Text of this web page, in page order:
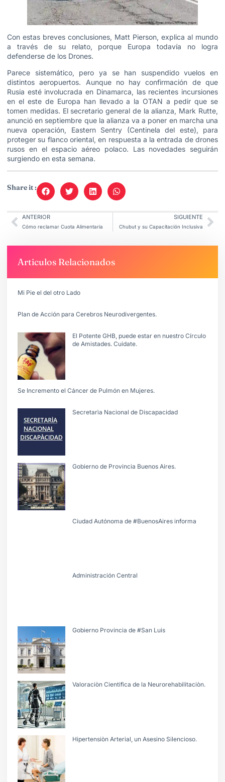
Con estas breves conclusiones, Matt Pierson, explica al mundo
a través de su relato, porque Europa todavía no logra
defenderse de los Drones.
Parece sistemático, pero ya se han suspendido vuelos en
distintos aeropuertos. Aunque no hay confirmación de que
Rusia esté involucrada en Dinamarca, las recientes incursiones
en el este de Europa han llevado a la OTAN a pedir que se
tomen medidas. El secretario general de la alianza, Mark Rutte,
anunció en septiembre que la alianza va a poner en marcha una
nueva operación, Eastern Sentry (Centinela del este), para
proteger su flanco oriental, en respuesta a la entrada de drones
rusos en el espacio aéreo polaco. Las novedades seguirán
surgiendo en esta semana.
Share it :
ANTERIOR
Cómo reclamar Cuota Alimentaria
SIGUIENTE
Chubut y su Capacitación Inclusiva
Articulos Relacionados
Mi Pie el del otro Lado
Plan de Acción para Cerebros Neurodivergentes.
El Potente GHB, puede estar en nuestro Círculo
de Amistades. Cuidate.
Se Incremento el Cáncer de Pulmón en Mujeres.
Secretarìa Nacional de Discapacidad
Gobierno de Provincia Buenos Aires.
Ciudad Autónoma de #BuenosAires informa
Administración Central
Gobierno Provincia de #San Luis
Valoraciòn Cientifica de la Neurorehabilitaciòn.
Hipertensiòn Arterial, un Asesino Silencioso.